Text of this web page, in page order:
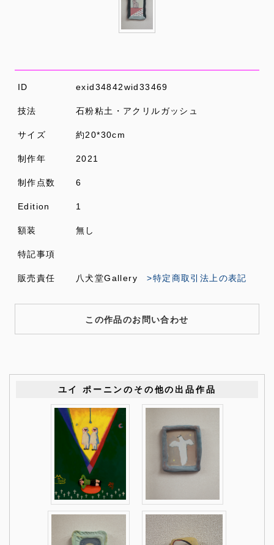
ID exid34842wid33469
技法 石粉粘土・アクリルガッシュ
サイズ 約20*30cm
制作年 2021
制作点数 6
Edition 1
額装 無し
特記事項
販売責任 八犬堂Gallery>特定商取引法上の表記
この作品のお問い合わせ
ユイ ポーニンのその他の出品作品